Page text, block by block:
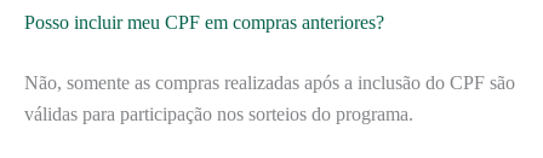
Posso incluir meu CPF em compras anteriores?
Não, somente as compras realizadas após a inclusão do CPF são
válidas para participação nos sorteios do programa.